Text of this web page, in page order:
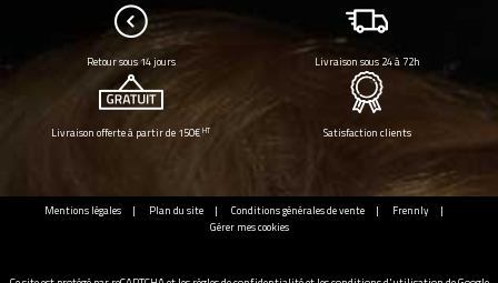
Retour sous 14 jours Livraison sous 24 à 72h
Livraison offerte à partir de 150€HT Satisfaction clients
Mentions légales Plan du site Conditions générales de vente
Frennly
Gérer mes cookies